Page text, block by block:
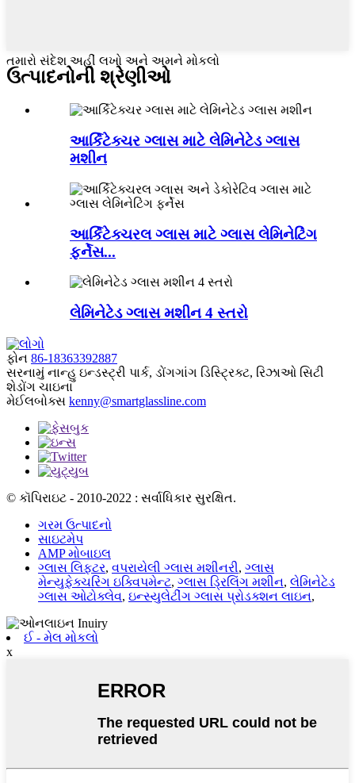
તમારો સંદેશ અહીં લખો અને અમને મોકલો
ઉત્પાદનોની શ્રેણીઓ
આર્કિટેક્ચર ગ્લાસ માટે લેમિનેટેડ ગ્લાસ
મશીન
આર્કિટેક્ચરલ ગ્લાસ માટે ગ્લાસ લેમિનેટિંગ
ફર્નેસ...
લેમિનેટેડ ગ્લાસ મશીન 4 સ્તરો
ફોન 86-18363392887
સરનામું નાન્હુ ઇન્ડસ્ટ્રી પાર્ક, ડોંગગાંગ ડિસ્ટ્રિક્ટ, રિઝાઓ સિટી
શેડોંગ ચાઇના
મેઈલબોક્સ kenny@smartglassline.com
© કૉપિરાઇટ - 2010-2022 : સર્વાધિકાર સુરક્ષિત.
ગરમ ઉત્પાદનો
સાઇટમેપ
AMP મોબાઇલ
ગ્લાસ લિફ્ટર, વપરાયેલી ગ્લાસ મશીનરી, ગ્લાસ
મેન્યુફેક્ચરિંગ ઇક્વિપમેન્ટ, ગ્લાસ ડ્રિલિંગ મશીન, લેમિનેટેડ
ગ્લાસ ઓટોક્લેવ, ઇન્સ્યુલેટીંગ ગ્લાસ પ્રોડક્શન લાઇન,
ઈ - મેલ મોકલો
x